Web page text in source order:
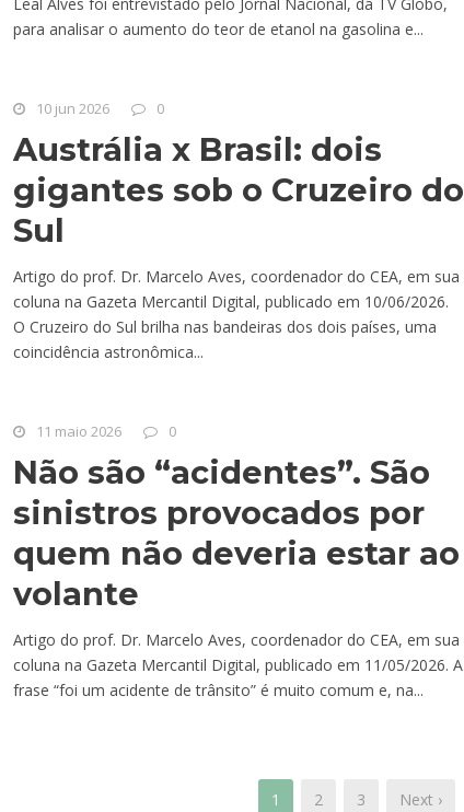
para analisar o aumento do teor de etanol na gasolina e...
10 jun 2026 0
Austrália x Brasil: dois
gigantes sob o Cruzeiro do
Sul
Artigo do prof. Dr. Marcelo Aves, coordenador do CEA, em sua
coluna na Gazeta Mercantil Digital, publicado em 10/06/2026.
O Cruzeiro do Sul brilha nas bandeiras dos dois países, uma
coincidência astronômica...
11 maio 2026 0
Não são “acidentes”. São
sinistros provocados por
quem não deveria estar ao
volante
Artigo do prof. Dr. Marcelo Aves, coordenador do CEA, em sua
coluna na Gazeta Mercantil Digital, publicado em 11/05/2026. A
frase “foi um acidente de trânsito” é muito comum e, na...
1 2 3 Next ›